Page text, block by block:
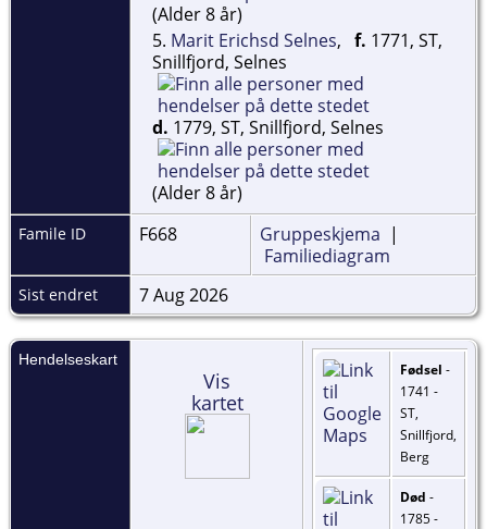
(Alder 8 år)
5. Marit Erichsd Selnes, f. 1771, ST,
Snillfjord, Selnes
d. 1779, ST, Snillfjord, Selnes
(Alder 8 år)
Famile ID F668 Gruppeskjema |
Familiediagram
Sist endret 7 Aug 2026
Hendelseskart
Vis
kartet
Fødsel -
1741 -
ST,
Snillfjord,
Berg
Død -
1785 -